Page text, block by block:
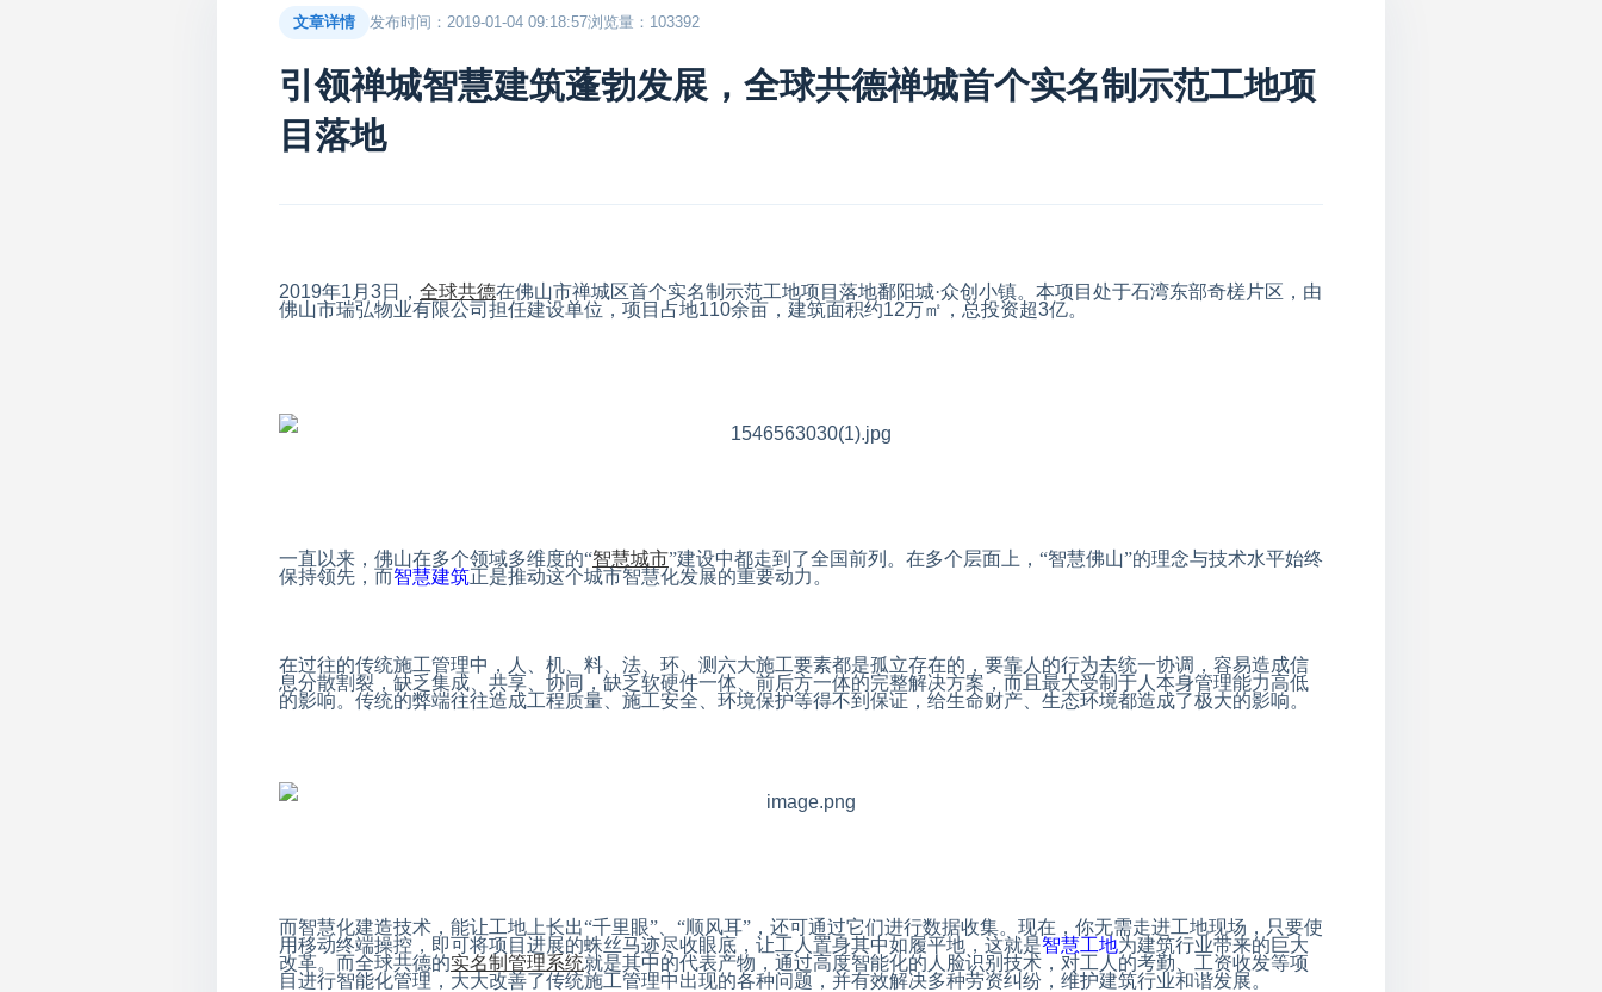
文章详情 发布时间：2019-01-04 09:18:57浏览量：103392
引领禅城智慧建筑蓬勃发展，全球共德禅城首个实名制示范工地项
目落地
2019年1 月 3日， 全球共德在佛山市禅城区首个实名制示范工地项目落地鄱阳城·众创小镇。本项目处于石湾东部奇槎片区，由
佛山市瑞弘物业有限公司担任建设单位，项目占地110余亩，建筑面积约12万㎡ ，总投资超3亿。
一直以来，佛山在多个领域多维度的“智慧城市”建设中都走到了全国前列。在多个层面上，“智慧佛山”的理念与技术水平始终
保持领先，而智慧建筑正是推动这个城市智慧化发展的重要动力。
在过往的传统施工管理中，人、机、料、法、环、测六大施工要素都是孤立存在的，要靠人的行为去统一协调，容易造成信
息分散割裂，缺乏集成、共享、协同，缺乏软硬件一体、前后方一体的完整解决方案，而且最大受制于人本身管理能力高低
的影响。传统的弊端往往造成工程质量、施工安全、环境保护等得不到保证，给生命财产、生态环境都造成了极大的影响。
而智慧化建造技术，能让工地上长出“千里眼”、“顺风耳”，还可通过它们进行数据收集。现在，你无需走进工地现场，只要使
用移动终端操控，即可将项目进展的蛛丝马迹尽收眼底，让工人置身其中如履平地，这就是智慧工地为建筑行业带来的巨大
改革。而全球共德的实名制管理系统就是其中的代表产物，通过高度智能化的人脸识别技术，对工人的考勤、工资收发等项
目进行智能化管理，大大改善了传统施工管理中出现的各种问题，并有效解决多种劳资纠纷，维护建筑行业和谐发展。